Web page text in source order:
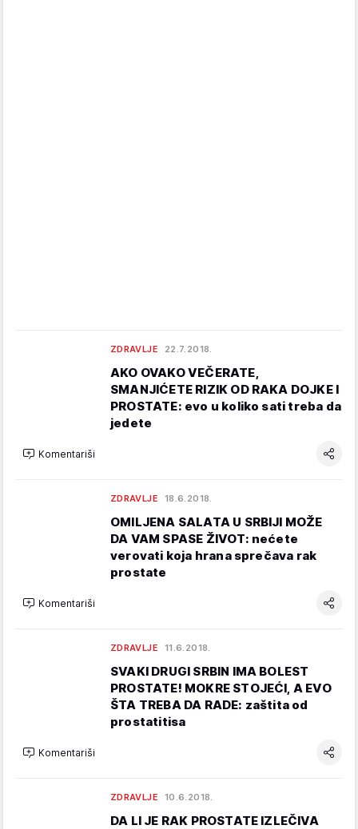
ZDRAVLJE 22.7.2018.
AKO OVAKO VEČERATE,
SMANJIĆETE RIZIK OD RAKA DOJKE I
PROSTATE: evo u koliko sati treba da
jedete
Komentariši
ZDRAVLJE 18.6.2018.
OMILJENA SALATA U SRBIJI MOŽE
DA VAM SPASE ŽIVOT: nećete
verovati koja hrana sprečava rak
prostate
Komentariši
ZDRAVLJE 11.6.2018.
SVAKI DRUGI SRBIN IMA BOLEST
PROSTATE! MOKRE STOJEĆI, A EVO
ŠTA TREBA DA RADE: zaštita od
prostatitisa
Komentariši
ZDRAVLJE 10.6.2018.
DA LI JE RAK PROSTATE IZLEČIVA